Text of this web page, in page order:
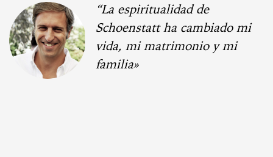
“La espiritualidad de
Schoenstatt ha cambiado mi
vida, mi matrimonio y mi
familia»